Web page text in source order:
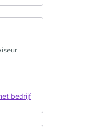
·
bedrijf